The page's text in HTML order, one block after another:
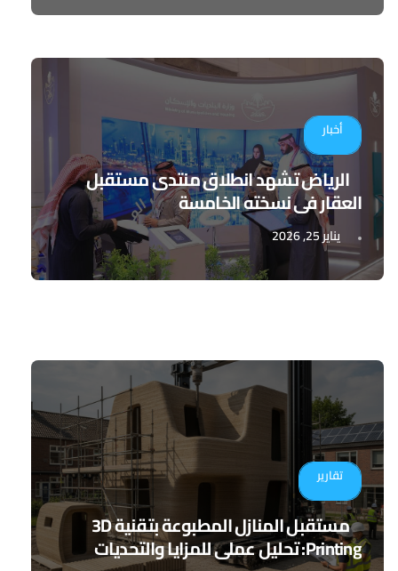
أخبار
الرياض تشهد انطلاق منتدى مستقبل
العقار في نسخته الخامسة
يناير 25, 2026
تقارير
مستقبل المنازل المطبوعة بتقنية 3D
Printing: تحليل عملي للمزايا والتحديات